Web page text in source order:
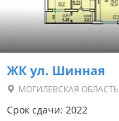
ЖК ул. Шинная
МОГИЛЕВСКАЯ ОБЛАСТЬ
Срок сдачи: 2022